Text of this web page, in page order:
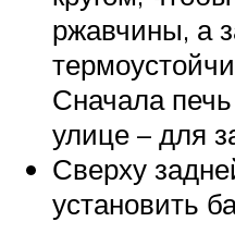
ржавчины, а
Сначала
улице – для
Сверху
установить